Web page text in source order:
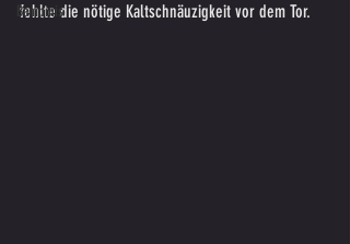
Bambinis
fehlte die nötige Kaltschnäuzigkeit vor dem Tor.